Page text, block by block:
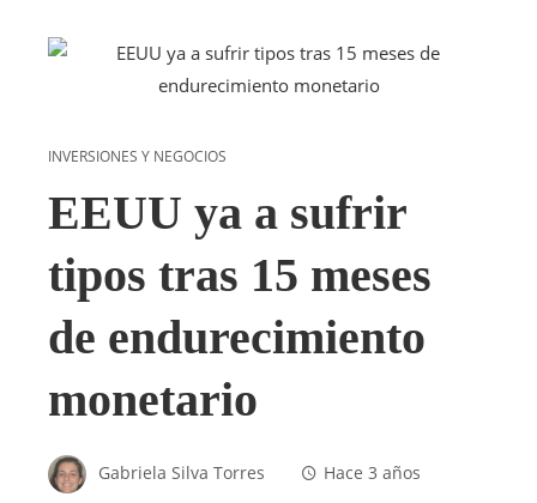
INVERSIONES Y NEGOCIOS
EEUU ya a sufrir
tipos tras 15 meses
de endurecimiento
monetario
Gabriela Silva Torres Hace 3 años